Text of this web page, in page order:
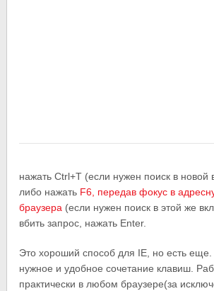
нажать Ctrl+T (если нужен поиск в новой
либо нажать F6, передав фокус в
браузера (если нужен поиск в этой же
вбить запрос, нажать Enter.
Это хороший способ для IE, но есть
нужное и удобное сочетание клавиш.
практически в любом браузере(за